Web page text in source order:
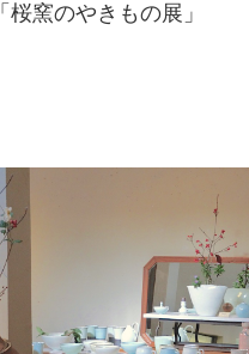
「桜窯のやきもの展」